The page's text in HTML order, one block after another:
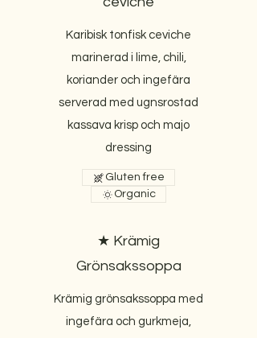
Karibisk tonfisk ceviche
marinerad i lime, chili,
koriander och ingefära
serverad med ugnsrostad
kassava krisp och majo
dressing
Gluten free
Organic
★ Krämig
Grönsakssoppa
Krämig grönsakssoppa med
ingefära och gurkmeja,